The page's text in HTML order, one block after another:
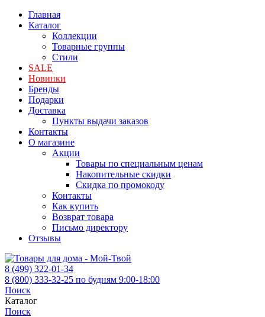
Главная
Каталог
Коллекции
Товарные группы
Стили
SALE
Новинки
Бренды
Подарки
Доставка
Пункты выдачи заказов
Контакты
О магазине
Акции
Товары по специальным ценам
Накопительные скидки
Скидка по промокоду
Контакты
Как купить
Возврат товара
Письмо директору
Отзывы
8 (499) 322-01-34
8 (800) 333-32-25 по будням 9:00-18:00
Поиск
Каталог
Поиск